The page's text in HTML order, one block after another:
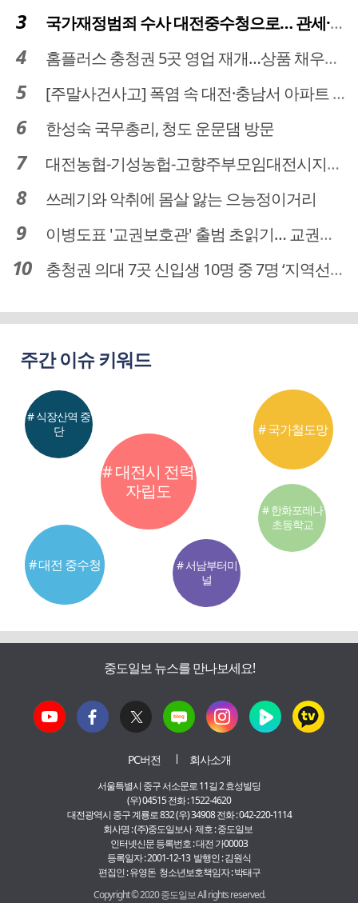
국가재정범죄 수사 대전중수청으로… 관세·국세 수사 전문인력 주목
홈플러스 충청권 5곳 영업 재개…상품 채우기 ‘속도전’
[주말사건사고] 폭염 속 대전·충남서 아파트 화재·정전 잇따라…주민 대피·불편
한성숙 국무총리, 청도 운문댐 방문
대전농협-기성농헙-고향주부모임대전시지회, 이심점심 중식지원 봉사활동
쓰레기와 악취에 몸살 앓는 으능정이거리
이병도표 '교권보호관' 출범 초읽기… 교권침해 대응체계 막바지 정비
충청권 의대 7곳 신입생 10명 중 7명 ‘지역선발’… 대전도 69.7%
주간 이슈 키워드
# 대전시 전력
자립도
# 대전 중수청
# 국가철도망
# 식장산역 중
단
# 서남부터미
널
# 한화포레나
초등학교
중도일보 뉴스를 만나보세요!
PC버전 회사소개
서울특별시 중구 서소문로 11길 2 효성빌딩
(우) 04515 전화 : 1522-4620
대전광역시 중구 계룡로 832 (우) 34908 전화 : 042-220-1114
회사명 : (주)중도일보사 제호 : 중도일보
인터넷신문 등록번호 : 대전 가00003
등록일자 : 2001-12-13 발행인 : 김원식
편집인 : 유영돈 청소년보호책임자 : 박태구
Copyright © 2020 중도일보 All rights reserved.